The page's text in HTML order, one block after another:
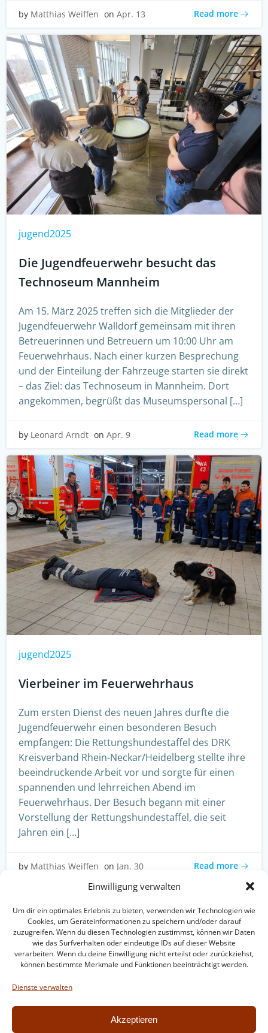
Einwilligung verwalten
Um dir ein optimales Erlebnis zu bieten, verwenden wir Technologien wie
Cookies, um Geräteinformationen zu speichern und/oder darauf
zuzugreifen. Wenn du diesen Technologien zustimmst, können wir Daten
wie das Surfverhalten oder eindeutige IDs auf dieser Website
verarbeiten. Wenn du deine Einwilligung nicht erteilst oder zurückziehst,
können bestimmte Merkmale und Funktionen beeinträchtigt werden.
Dienste verwalten
Akzeptieren
by Matthias Weiffen on Apr. 13 Read more
jugend2025
Die Jugendfeuerwehr besucht das
Technoseum Mannheim
Am 15. März 2025 treffen sich die Mitglieder der
Jugendfeuerwehr Walldorf gemeinsam mit ihren
Betreuerinnen und Betreuern um 10:00 Uhr am
Feuerwehrhaus. Nach einer kurzen Besprechung
und der Einteilung der Fahrzeuge starten sie direkt
– das Ziel: das Technoseum in Mannheim. Dort
angekommen, begrüßt das Museumspersonal […]
by Leonard Arndt on Apr. 9 Read more
jugend2025
Vierbeiner im Feuerwehrhaus
Zum ersten Dienst des neuen Jahres durfte die
Jugendfeuerwehr einen besonderen Besuch
empfangen: Die Rettungshundestaffel des DRK
Kreisverband Rhein-Neckar/Heidelberg stellte ihre
beeindruckende Arbeit vor und sorgte für einen
spannenden und lehrreichen Abend im
Feuerwehrhaus. Der Besuch begann mit einer
Vorstellung der Rettungshundestaffel, die seit
Jahren ein […]
by Matthias Weiffen on Jan. 30 Read more
Intern